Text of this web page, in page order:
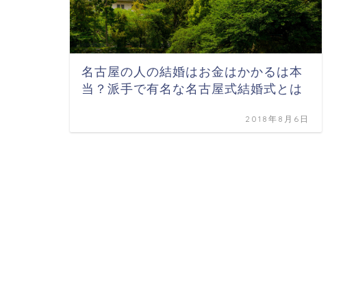
名古屋の人の結婚はお金はかかるは本
当？派手で有名な名古屋式結婚式とは
2018年8月6日